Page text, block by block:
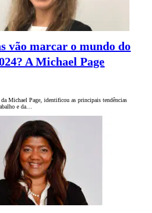
vão marcar o mundo do
A Michael Page
Michael Page, identificou as principais tendências
e da…